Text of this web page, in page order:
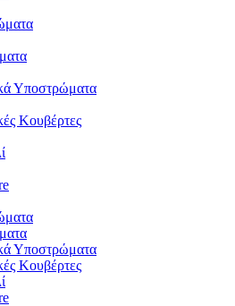
Υποστρώματα
Κουβέρτες
Υποστρώματα
Κουβέρτες